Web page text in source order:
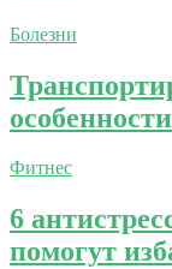
Болезни
Фитнес
6
помогут